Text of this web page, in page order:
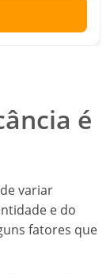
é
variar
e do
fatores que